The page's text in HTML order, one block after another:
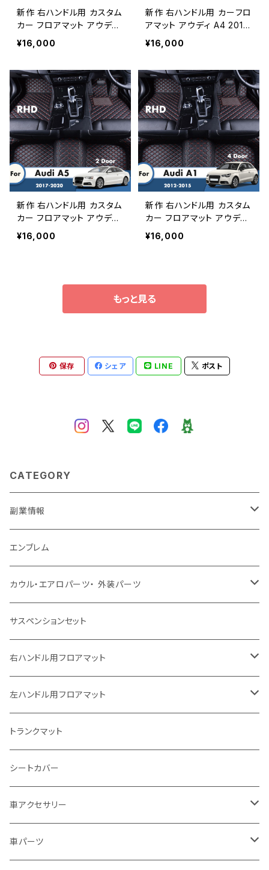
新作 右ハンドル用 カスタム
カー フロアマット アウディ
S5 2ドア 2016 2015 2014
2013 2012 2011 2010 20
リー室内装飾
¥16,000
新作 右ハンドル用 カーフロ
アマット アウディ A4 2014
2013 2012 2011 2010 カ
ーカーペットレザーカスタム
インテリアカバー
¥16,000
新作 右ハンドル用 カスタム
カー フロアマット アウディ
A5 2ドア 2020 2019 2018
2017 オートスタイリング室
¥16,000
新作 右ハンドル用 カスタム
カー フロアマット アウディ
A1 4ドア 2015 2014 2013
2012 レザーカーペットスタ
¥16,000
もっと見る
保存 シェア LINE ポスト
CATEGORY
副業情報
せどり
古着系
コンテンツビジネス
エンブレム
カウル・エアロパーツ・ 外装パーツ
ホンダ
ヤマハ
スズキ
カワサキ
BMW
ドゥカティ - Ducati
トライアンフ
サスペンションセット
右ハンドル用フロアマット
トヨタ
日産
ホンダ
スズキ
マツダ
左ハンドル用フロアマット
トヨタ
日産
ホンダ
スズキ
トランクマット
シートカバー
車アクセサリー
トヨタ
車パーツ